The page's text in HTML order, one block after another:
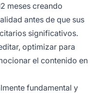
meses creando
antes de que sus
significativos.
optimizar para
el contenido en
fundamental y